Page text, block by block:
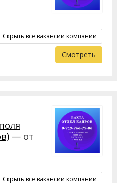
Скрыть все вакансии компании
Смотреть
— от
Скрыть все вакансии компании